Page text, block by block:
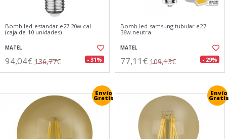
Bomb.led estandar e27 20w.cal.
(caja de 10 unidades)
MATEL
94,04€ 136,77€ - 31%
Bomb.led samsung tubular e27
36w.neutra
MATEL
77,11€ 109,13€ - 29%
Envío
Gratis
Envío
Gratis